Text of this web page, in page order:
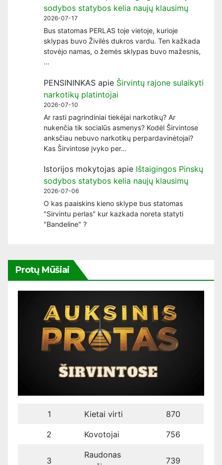
sodybos statybos kelia naujų klausimų
2026-07-17
Bus statomas PERLAS toje vietoje, kurioje
sklypas buvo Živilės dukros vardu. Ten kažkada
stovėjo namas, o žemės sklypas buvo mažesnis,
…
PENSININKAS apie Širvintų rajone sulaikyti
narkotikų platintojai
2026-07-10
Ar rasti pagrindiniai tiekėjai narkotikų? Ar
nukenčia tik socialūs asmenys? Kodėl Širvintose
anksčiau nebuvo narkotikų perpardavinėtojai?
Kas Širvintose įvyko per…
Istorijos mokytojas apie Ištaigingos Pinskų
sodybos statybos kelia naujų klausimų
2026-07-06
O kas paaiskins kieno sklype bus statomas
"Sirvintu perlas" kur kazkada noreta statyti
"Bandeline" ?
Protų Mūšiai
1 Kietai virti 870
2 Kovotojai 756
3
Raudonas
739